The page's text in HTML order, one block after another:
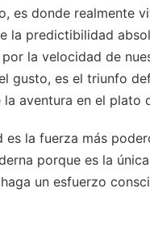
es donde realmente
la predictibilidad
la velocidad de
gusto, es el triunfo
aventura en el plato
es la fuerza más
porque es la
un esfuerzo